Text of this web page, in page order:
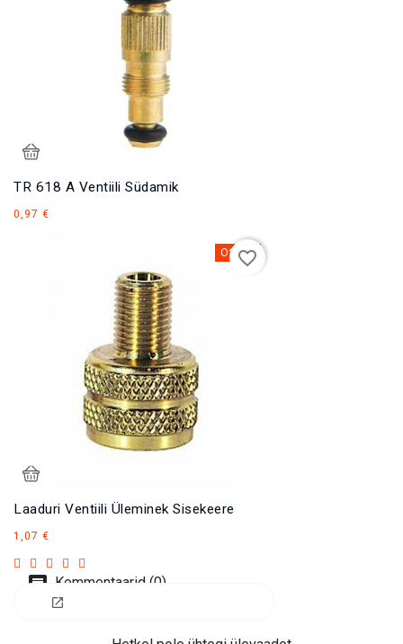
TR 618 A Ventiili Südamik
0,97 €
Otsas
Laaduri Ventiili Üleminek Sisekeere
1,07 €
favorite_border
Kommentaarid (0)